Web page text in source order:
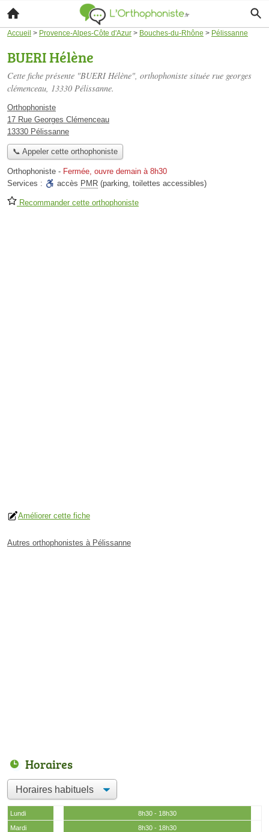
Accueil > Provence-Alpes-Côte d'Azur > Bouches-du-Rhône > Pélissanne
BUERI Hélène
Cette fiche présente "BUERI Hélène", orthophoniste située rue georges
clémenceau, 13330 Pélissanne.
Orthophoniste
17 Rue Georges Clémenceau
13330 Pélissanne
📞 Appeler cette orthophoniste
Orthophoniste - Fermée, ouvre demain à 8h30
Services :
accès PMR (parking, toilettes accessibles)
Recommander cette orthophoniste
Améliorer cette fiche
Autres orthophonistes à Pélissanne
Horaires
Lundi
8h30 - 18h30
Mardi
8h30 - 18h30